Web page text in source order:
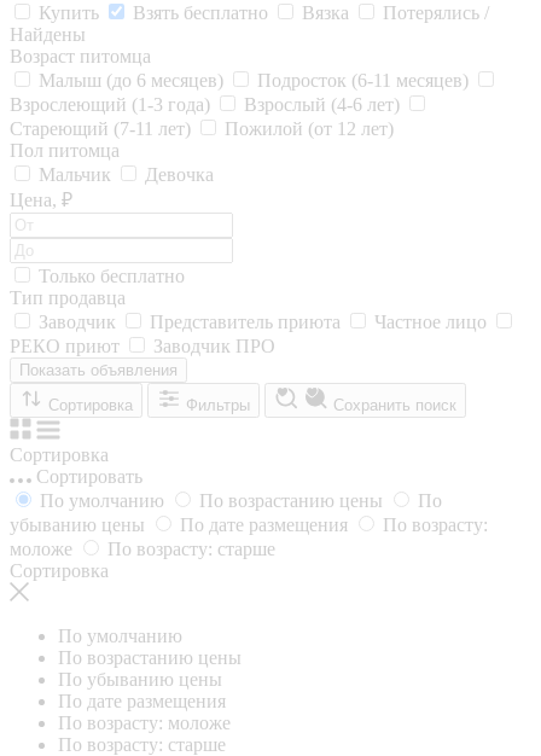
Купить
Взять бесплатно Вязка
Потерялись /
Найдены
Возраст питомца
Малыш (до 6 месяцев)
Подросток (6-11 месяцев)
Взрослеющий (1-3 года)
Взрослый (4-6 лет)
Стареющий (7-11 лет)
Пожилой (от 12 лет)
Пол питомца
Мальчик
Девочка
Цена, ₽
Только бесплатно
Тип продавца
Заводчик
Представитель приюта
Частное лицо
РЕКО приют
Заводчик ПРО
Показать объявления
Сортировка
Фильтры Сохранить поиск
Сортировка
Сортировать
По умолчанию
По возрастанию цены
По
убыванию цены
По дате размещения
По возрасту:
моложе
По возрасту: старше
Сортировка
По умолчанию
По возрастанию цены
По убыванию цены
По дате размещения
По возрасту: моложе
По возрасту: старше